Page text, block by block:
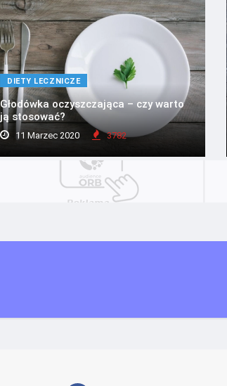
DIETY LECZNICZE
Głodówka oczyszczająca – czy warto
ją stosować?
11 Marzec 2020 3782